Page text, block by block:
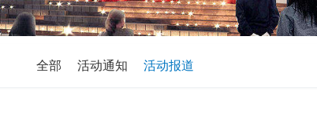
全部 活动通知 活动报道